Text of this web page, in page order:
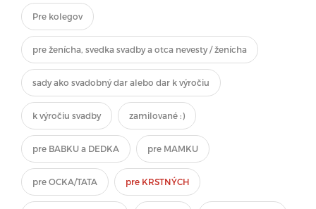
Pre kolegov
pre ženícha, svedka svadby a otca nevesty / ženícha
sady ako svadobný dar alebo dar k výročiu
k výročiu svadby zamilované :)
pre BABKU a DEDKA pre MAMKU
pre OCKA/TATA pre KRSTNÝCH